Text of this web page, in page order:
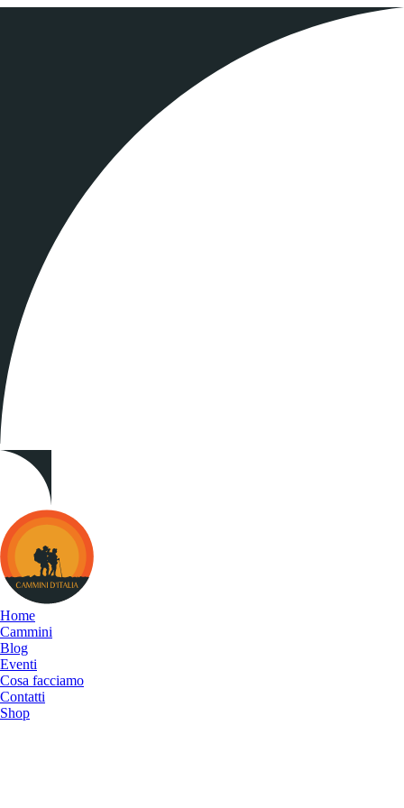
Cammini
d&#039;Italia
Home
Cammini
Blog
Eventi
Cosa facciamo
Contatti
Shop